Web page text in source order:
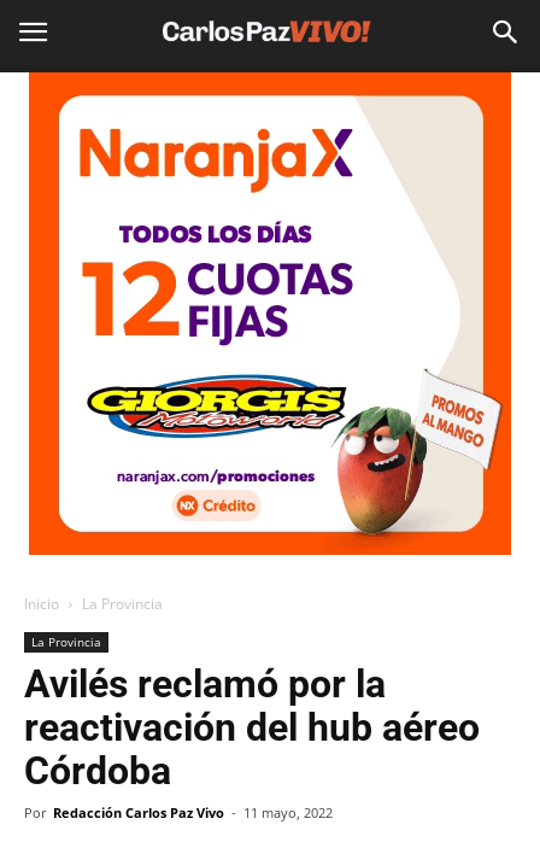
Inicio La Provincia
La Provincia
Avilés reclamó por la
reactivación del hub aéreo
Córdoba
Por Redacción Carlos Paz Vivo - 11 mayo, 2022